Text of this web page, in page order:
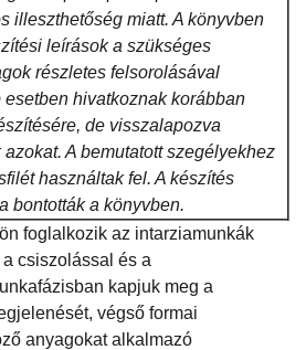
illeszthetőség miatt. A könyvben
leírások a szükséges
részletes felsorolásával
hivatkoznak korábban
de visszalapozva
A bemutatott szegélyekhez
használtak fel. A készítés
bontották a könyvben.
foglalkozik az intarziamunkák
csiszolással és a
kapjuk meg a
végső formai
anyagokat alkalmazó